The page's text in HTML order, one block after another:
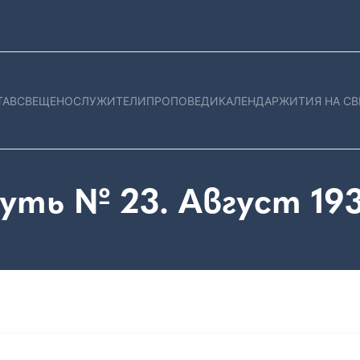
СВЕЩЕНОСЛУЖИТЕЛИПРОПОВЕДИКАЛЕНДАРЖИТИЯ НА
№ 23. Август